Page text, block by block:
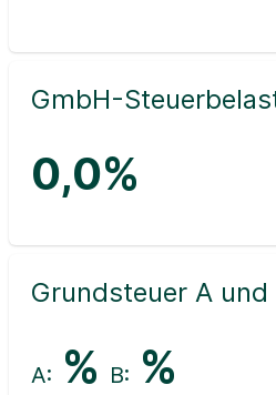
GmbH-
0,0%
Grundsteuer A und
A: % B: %